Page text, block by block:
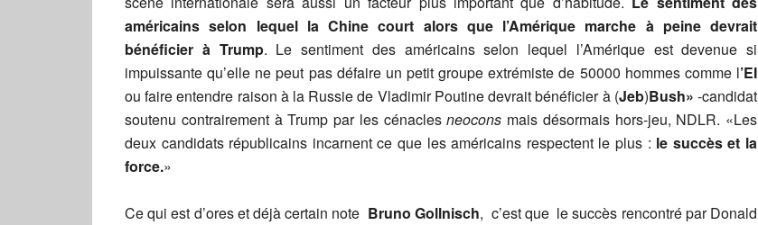
américains selon lequel la Chine court alors que l’Amérique marche à peine devrait
bénéficier à Trump. Le sentiment des américains selon lequel l’Amérique est devenue si
impuissante qu’elle ne peut pas défaire un petit groupe extrémiste de 50000 hommes comme l’EI
ou faire entendre raison à la Russie de Vladimir Poutine devrait bénéficier à (Jeb)Bush»-candidat
soutenu contrairement à Trump par les cénaclesneocons mais désormais hors-jeu, NDLR. «Les
deux candidats républicains incarnent ce que les américains respectent le plus : le succès et la
force.»
Ce qui est d’ores et déjà certain note Bruno Gollnisch, c’est que le succès rencontré par Donald